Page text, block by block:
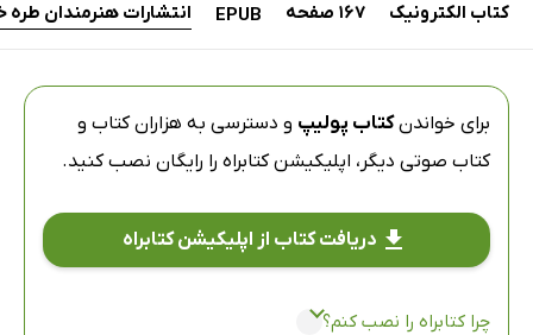
کتاب الکترونیک 167 صفحه EPUB انتشارات هنرمندان طره
برای خواندنکتاب پولیپ و دسترسی به هزاران کتاب و
کتاب صوتی دیگر، اپلیکیشن کتابراه را رایگان نصب کنید.
دریافت کتاب از اپلیکیشن کتابراه
چرا کتابراه را نصب کنم؟